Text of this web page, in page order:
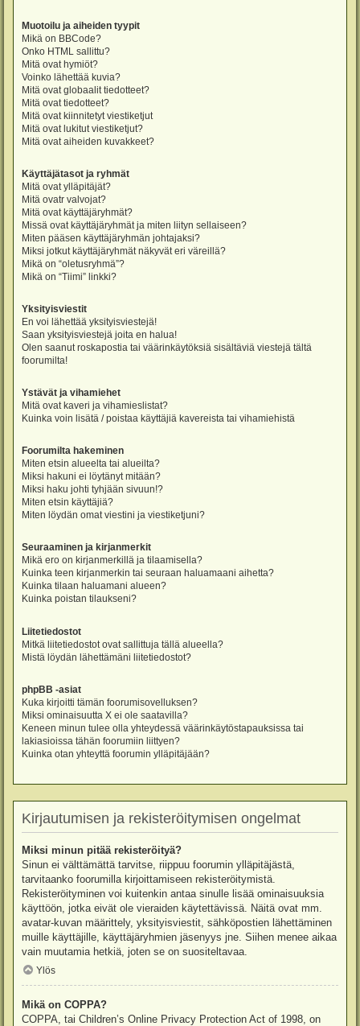
Muotoilu ja aiheiden tyypit
Mikä on BBCode?
Onko HTML sallittu?
Mitä ovat hymiöt?
Voinko lähettää kuvia?
Mitä ovat globaalit tiedotteet?
Mitä ovat tiedotteet?
Mitä ovat kiinnitetyt viestiketjut
Mitä ovat lukitut viestiketjut?
Mitä ovat aiheiden kuvakkeet?
Käyttäjätasot ja ryhmät
Mitä ovat ylläpitäjät?
Mitä ovatr valvojat?
Mitä ovat käyttäjäryhmät?
Missä ovat käyttäjäryhmät ja miten liityn sellaiseen?
Miten pääsen käyttäjäryhmän johtajaksi?
Miksi jotkut käyttäjäryhmät näkyvät eri väreillä?
Mikä on “oletusryhmä”?
Mikä on “Tiimi” linkki?
Yksityisviestit
En voi lähettää yksityisviestejä!
Saan yksityisviestejä joita en halua!
Olen saanut roskapostia tai väärinkäytöksiä sisältäviä viestejä tältä
foorumilta!
Ystävät ja vihamiehet
Mitä ovat kaveri ja vihamieslistat?
Kuinka voin lisätä / poistaa käyttäjiä kavereista tai vihamiehistä
Foorumilta hakeminen
Miten etsin alueelta tai alueilta?
Miksi hakuni ei löytänyt mitään?
Miksi haku johti tyhjään sivuun!?
Miten etsin käyttäjiä?
Miten löydän omat viestini ja viestiketjuni?
Seuraaminen ja kirjanmerkit
Mikä ero on kirjanmerkillä ja tilaamisella?
Kuinka teen kirjanmerkin tai seuraan haluamaani aihetta?
Kuinka tilaan haluamani alueen?
Kuinka poistan tilaukseni?
Liitetiedostot
Mitkä liitetiedostot ovat sallittuja tällä alueella?
Mistä löydän lähettämäni liitetiedostot?
phpBB -asiat
Kuka kirjoitti tämän foorumisovelluksen?
Miksi ominaisuutta X ei ole saatavilla?
Keneen minun tulee olla yhteydessä väärinkäytöstapauksissa tai
lakiasioissa tähän foorumiin liittyen?
Kuinka otan yhteyttä foorumin ylläpitäjään?
Kirjautumisen ja rekisteröitymisen ongelmat
Miksi minun pitää rekisteröityä?
Sinun ei välttämättä tarvitse, riippuu foorumin ylläpitäjästä,
tarvitaanko foorumilla kirjoittamiseen rekisteröitymistä.
Rekisteröityminen voi kuitenkin antaa sinulle lisää ominaisuuksia
käyttöön, jotka eivät ole vieraiden käytettävissä. Näitä ovat mm.
avatar-kuvan määrittely, yksityisviestit, sähköpostien lähettäminen
muille käyttäjille, käyttäjäryhmien jäsenyys jne. Siihen menee aikaa
vain muutamia hetkiä, joten se on suositeltavaa.
Ylös
Mikä on COPPA?
COPPA, tai Children’s Online Privacy Protection Act of 1998, on